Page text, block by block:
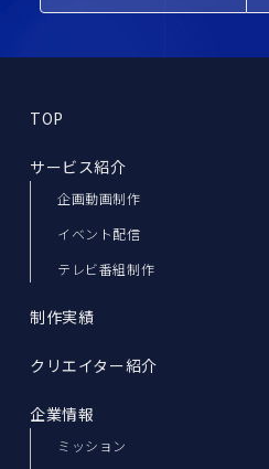
TOP
サービス紹介
企画動画制作
イベント配信
テレビ番組制作
制作実績
クリエイター紹介
企業情報
ミッション